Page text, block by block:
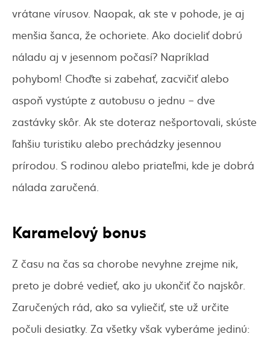
vrátane vírusov. Naopak, ak ste v pohode, je aj
menšia šanca, že ochoriete. Ako docieliť dobrú
náladu aj v jesennom počasí? Napríklad
pohybom! Choďte si zabehať, zacvičiť alebo
aspoň vystúpte z autobusu o jednu – dve
zastávky skôr. Ak ste doteraz nešportovali, skúste
ľahšiu turistiku alebo prechádzky jesennou
prírodou. S rodinou alebo priateľmi, kde je dobrá
nálada zaručená.
Karamelový bonus
Z času na čas sa chorobe nevyhne zrejme nik,
preto je dobré vedieť, ako ju ukončiť čo najskôr.
Zaručených rád, ako sa vyliečiť, ste už určite
počuli desiatky. Za všetky však vyberáme jedinú: